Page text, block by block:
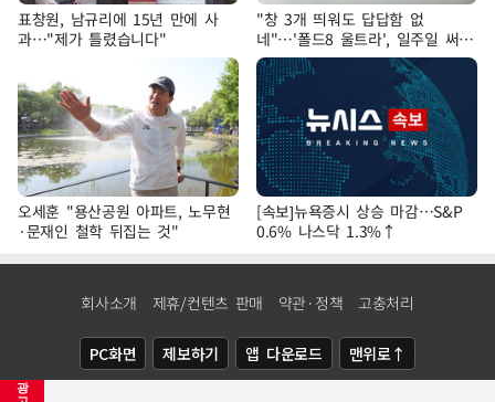
광
표창원, 남규리에 15년 만에 사
과…"제가 틀렸습니다"
"창 3개 띄워도 답답함 없
네"…'폴드8 울트라', 일주일 써보
니
오세훈 "용산공원 아파트, 노무현
·문재인 철학 뒤집는 것"
[속보]뉴욕증시 상승 마감…S&P
0.6% 나스닥 1.3%↑
회사소개 제휴/컨텐츠 판매 약관·정책 고충처리
PC화면 제보하기 앱 다운로드 맨위로↑